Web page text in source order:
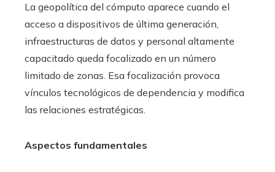
La geopolítica del cómputo aparece cuando el
acceso a dispositivos de última generación,
infraestructuras de datos y personal altamente
capacitado queda focalizado en un número
limitado de zonas. Esa focalización provoca
vínculos tecnológicos de dependencia y modifica
las relaciones estratégicas.
Aspectos fundamentales